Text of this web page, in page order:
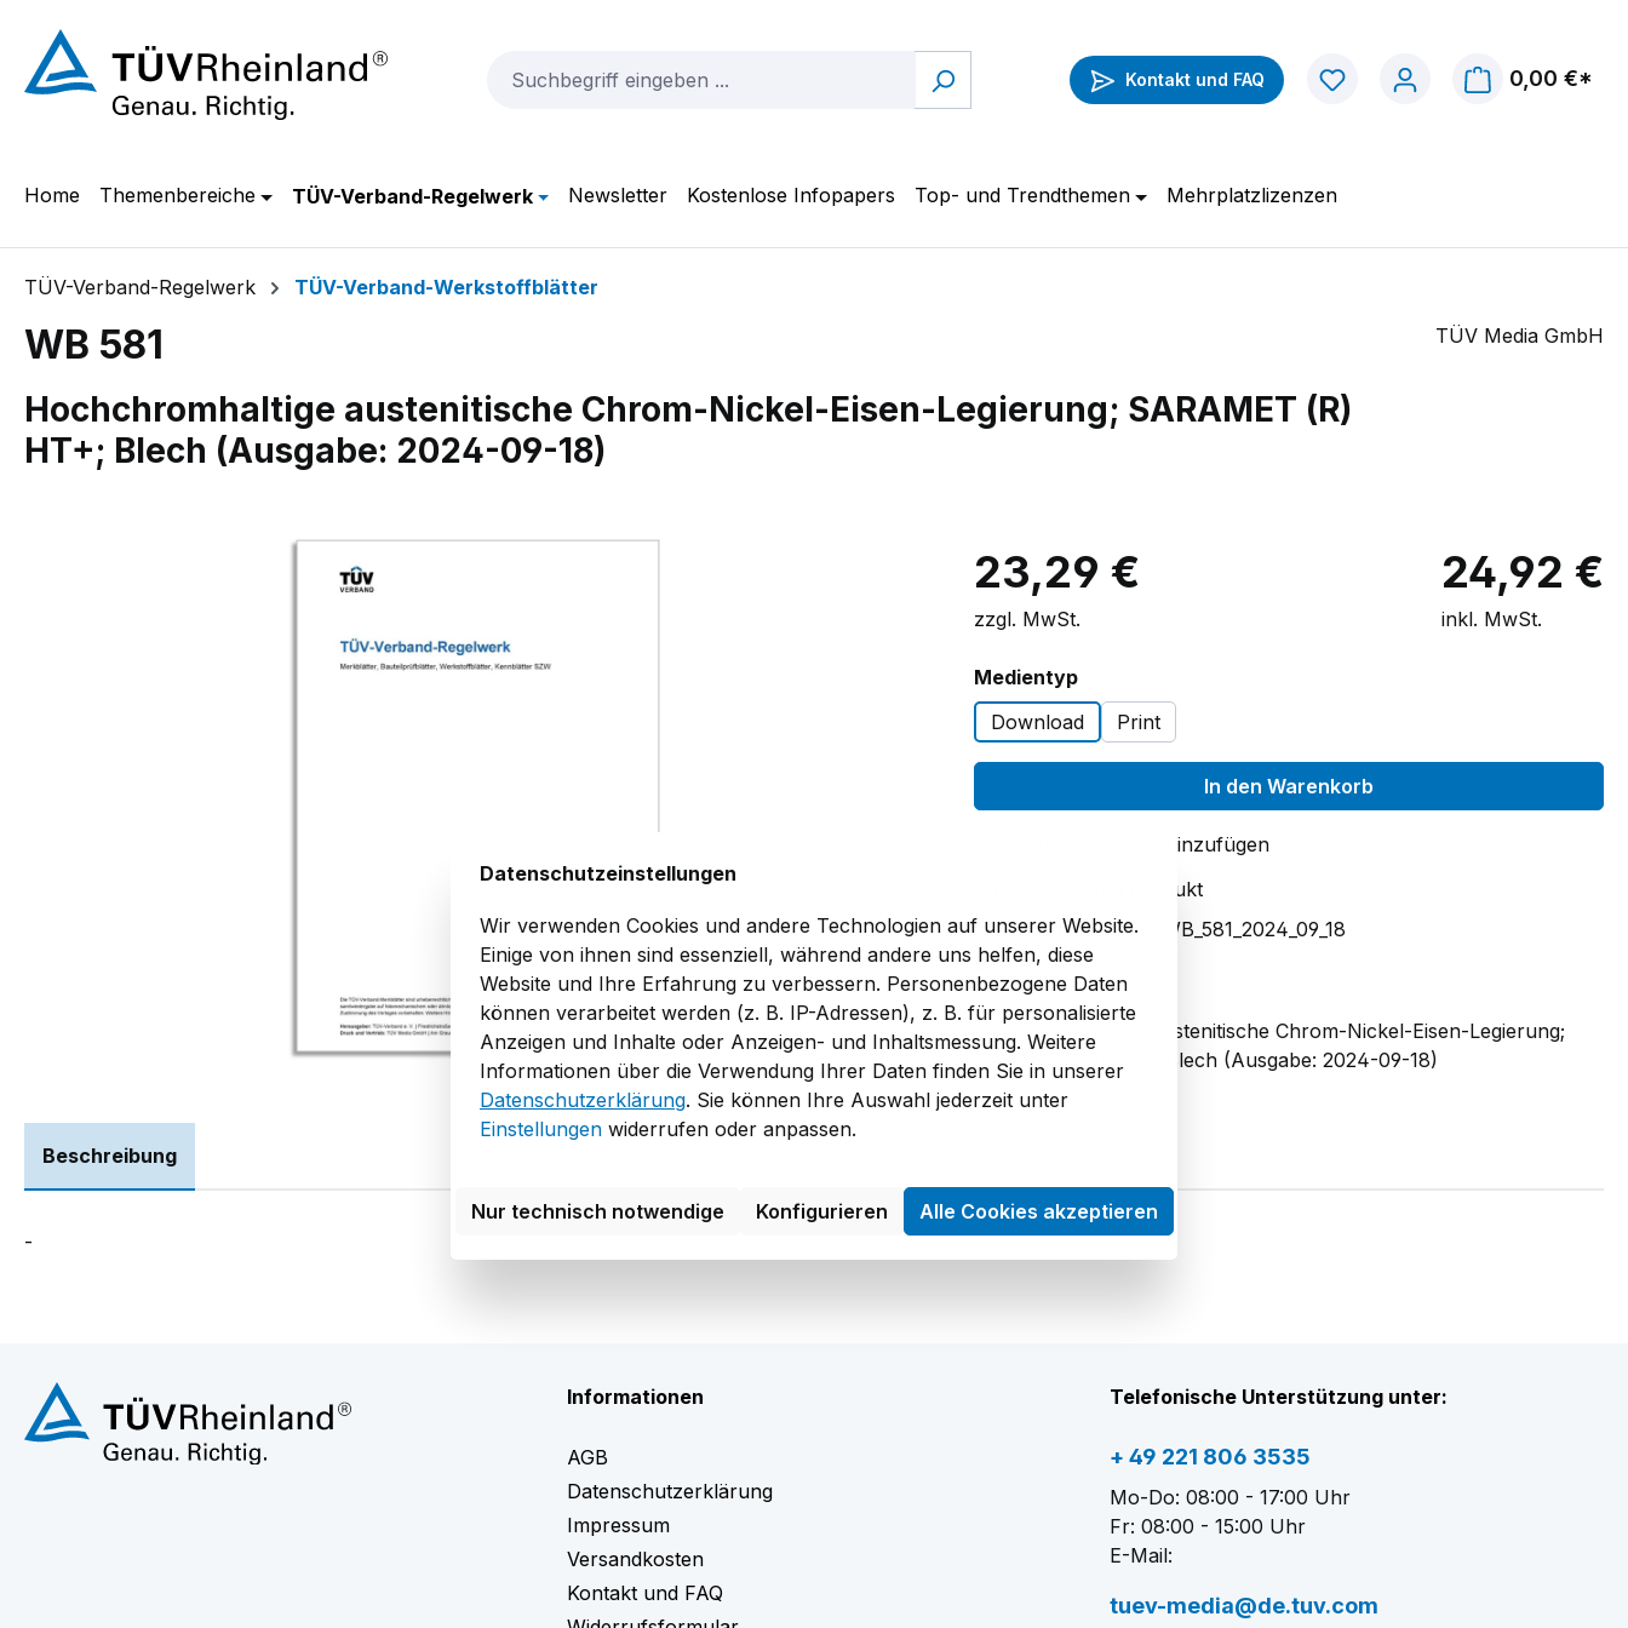
Hauptinhalt springen
Zur Suche springen
Zur Hauptnavigation springen
Kontakt und FAQ 0,00 €*
Home Themenbereiche TÜV-Verband-Regelwerk Newsletter Kostenlose Infopapers Top- und Trendthemen Mehrplatzlizenzen
TÜV-Verband-Regelwerk TÜV-Verband-Werkstoffblätter
WB 581
Hochchromhaltige austenitische Chrom-Nickel-Eisen-Legierung; SARAMET (R)
HT+; Blech (Ausgabe: 2024-09-18)
TÜV Media GmbH
23,29 €
zzgl. MwSt.
24,92 €
inkl. MwSt.
Medientypauswählen
Download
Print
In den Warenkorb
Zum Merkzettel hinzufügen
Fragen zum Produkt
Produktnummer: D_WB_581_2024_09_18
Bibliografie
WB 581
Hochchromhaltige austenitische Chrom-Nickel-Eisen-Legierung;
SARAMET (R) HT+; Blech (Ausgabe: 2024-09-18)
Beschreibung
-
Informationen
AGB
Datenschutzerklärung
Impressum
Versandkosten
Kontakt und FAQ
Telefonische Unterstützung unter:
+ 49 221 806 3535
Mo-Do: 08:00 - 17:00 Uhr
Fr: 08:00 - 15:00 Uhr
E-Mail:
tuev-media@de.tuv.com
Datenschutzeinstellungen
Wir verwenden Cookies und andere Technologien auf unserer Website.
Einige von ihnen sind essenziell, während andere uns helfen, diese
Website und Ihre Erfahrung zu verbessern. Personenbezogene Daten
können verarbeitet werden (z. B. IP-Adressen), z. B. für personalisierte
Anzeigen und Inhalte oder Anzeigen- und Inhaltsmessung. Weitere
Informationen über die Verwendung Ihrer Daten finden Sie in unserer
Datenschutzerklärung. Sie können Ihre Auswahl jederzeit unter
Einstellungen widerrufen oder anpassen.
Nur technisch notwendige Konfigurieren Alle Cookies akzeptieren